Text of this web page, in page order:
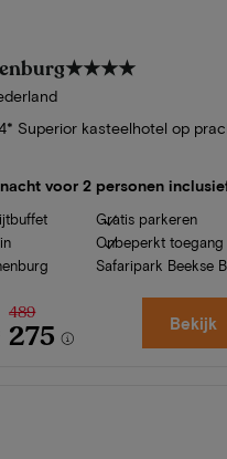
★★★★
Superior kasteelhotel op
voor 2 personen
Gratis parkeren
Onbeperkt
Safaripark Beekse
489
275 Bekijk